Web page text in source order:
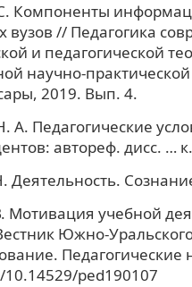
Компоненты
вузов // Педагогика
и педагогической
научно-
2019. Вып. 4.
А. Педагогические
автореф. дисс. …
Деятельность.
учебной
Южно-Уральского
Педагогические
ped190107